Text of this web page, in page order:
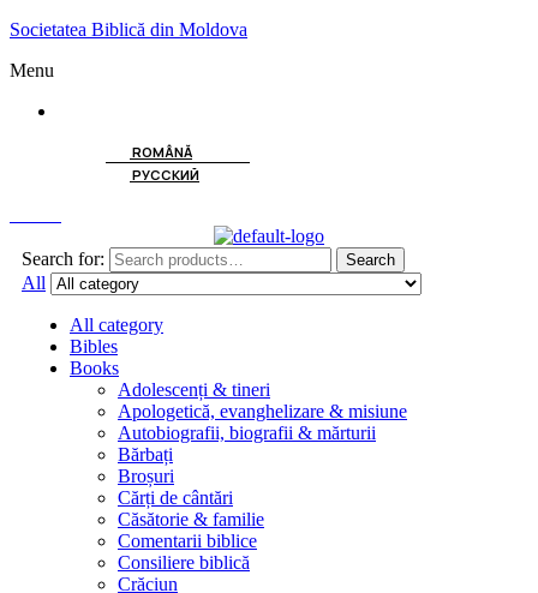
Societatea Biblică din Moldova
Menu
ROMÂNĂ
РУССКИЙ
Search for: Search
All
All category
Bibles
Books
Adolescenți & tineri
Apologetică, evanghelizare & misiune
Autobiografii, biografii & mărturii
Bărbați
Broșuri
Cărți de cântări
Căsătorie & familie
Comentarii biblice
Consiliere biblică
Crăciun